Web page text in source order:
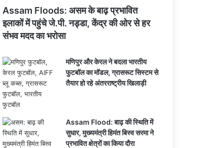
Assam Floods: असम के बाढ़ प्रभावित
इलाकों में पहुंचे जे.पी. नड्डा, केंद्र की ओर से हर
संभव मदद का भरोसा
मणिपुर और केरल ने बदला भारतीय
फुटबॉल का मॉडल, ग्रासरूट सिस्टम से
तैयार हो रहे अंतरराष्ट्रीय खिलाड़ी
Assam Flood: बाढ़ की स्थिति में
सुधार, मुख्यमंत्री हिमंत बिस्व सरमा ने
प्रभावित क्षेत्रों का किया दौरा